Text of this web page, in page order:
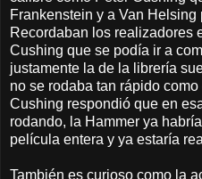
Frankenstein y a Van
Recordaban los realizadores
Cushing que se podía ir a
justamente la de la librería
no se rodaba tan rápido
Cushing respondió que en
rodando, la Hammer ya
película entera y ya estaría
También es curioso como la